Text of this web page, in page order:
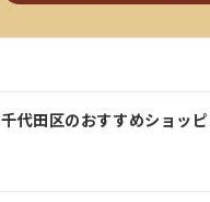
千代田区のおすすめショッ